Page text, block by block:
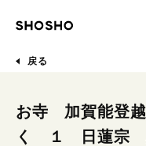
戻る
お寺 加賀能登
く １ 日蓮宗